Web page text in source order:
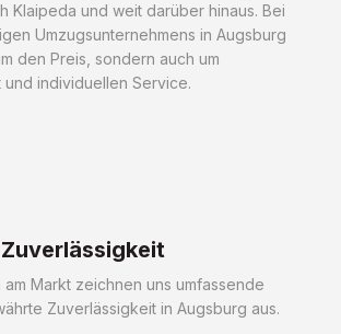
Klaipeda und weit darüber hinaus. Bei
Umzugsunternehmens in Augsburg
den Preis, sondern auch um
und individuellen Service.
Markt zeichnen uns umfassende
Zuverlässigkeit in Augsburg aus.